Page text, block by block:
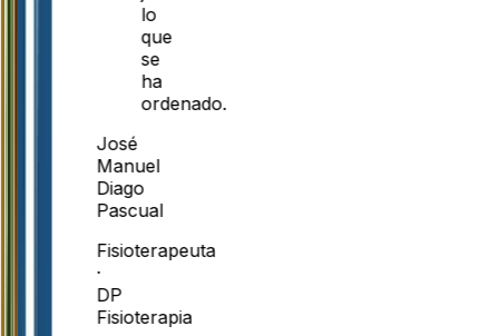
lo
que
se
ha
ordenado.
José
Manuel
Diago
Pascual
Fisioterapeuta
·
DP
Fisioterapia